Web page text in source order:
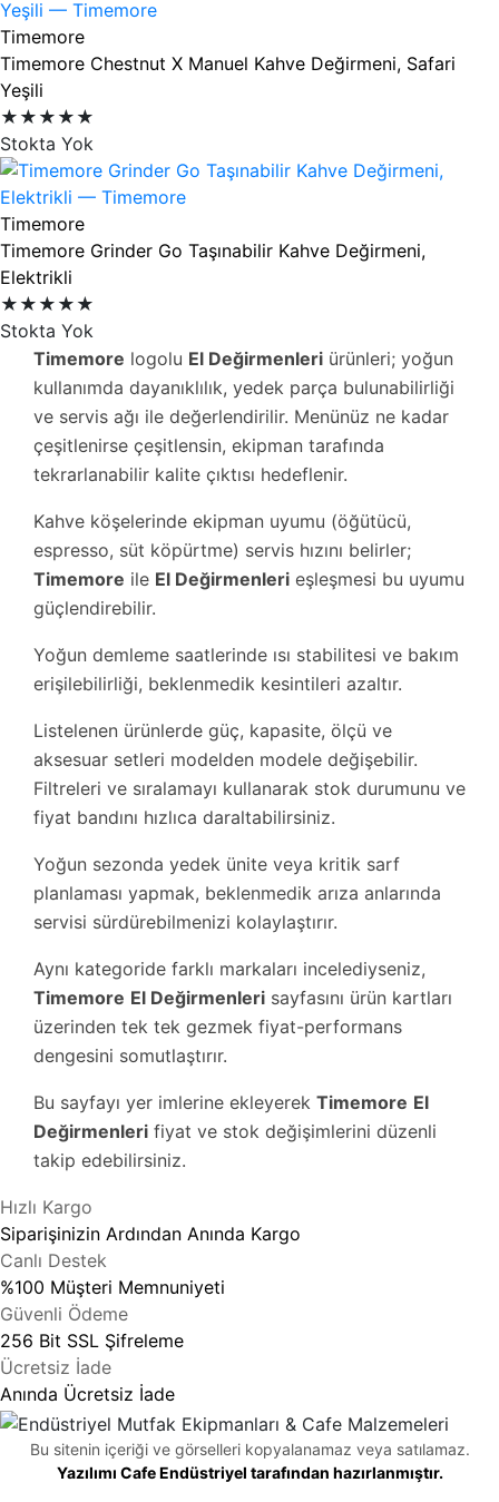
Timemore
Timemore Chestnut X Manuel Kahve Değirmeni, Safari
Yeşili
★★★★★
Stokta Yok
Timemore
Timemore Grinder Go Taşınabilir Kahve Değirmeni,
Elektrikli
★★★★★
Stokta Yok
Timemore logolu El Değirmenleri ürünleri; yoğun
kullanımda dayanıklılık, yedek parça bulunabilirliği
ve servis ağı ile değerlendirilir. Menünüz ne kadar
çeşitlenirse çeşitlensin, ekipman tarafında
tekrarlanabilir kalite çıktısı hedeflenir.
Kahve köşelerinde ekipman uyumu (öğütücü,
espresso, süt köpürtme) servis hızını belirler;
Timemore ile El Değirmenleri eşleşmesi bu uyumu
güçlendirebilir.
Yoğun demleme saatlerinde ısı stabilitesi ve bakım
erişilebilirliği, beklenmedik kesintileri azaltır.
Listelenen ürünlerde güç, kapasite, ölçü ve
aksesuar setleri modelden modele değişebilir.
Filtreleri ve sıralamayı kullanarak stok durumunu ve
fiyat bandını hızlıca daraltabilirsiniz.
Yoğun sezonda yedek ünite veya kritik sarf
planlaması yapmak, beklenmedik arıza anlarında
servisi sürdürebilmenizi kolaylaştırır.
Aynı kategoride farklı markaları incelediyseniz,
Timemore El Değirmenleri sayfasını ürün kartları
üzerinden tek tek gezmek fiyat-performans
dengesini somutlaştırır.
Bu sayfayı yer imlerine ekleyerek Timemore El
Değirmenleri fiyat ve stok değişimlerini düzenli
takip edebilirsiniz.
Hızlı Kargo
Siparişinizin Ardından Anında Kargo
Canlı Destek
%100 Müşteri Memnuniyeti
Güvenli Ödeme
256 Bit SSL Şifreleme
Ücretsiz İade
Anında Ücretsiz İade
Bu sitenin içeriği ve görselleri kopyalanamaz veya satılamaz.
Yazılımı Cafe Endüstriyel tarafından hazırlanmıştır.